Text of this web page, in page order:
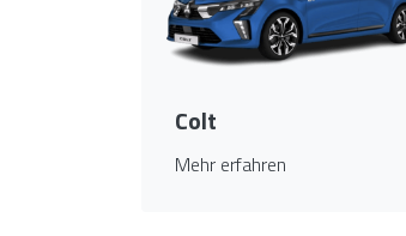
Colt
Mehr erfahren